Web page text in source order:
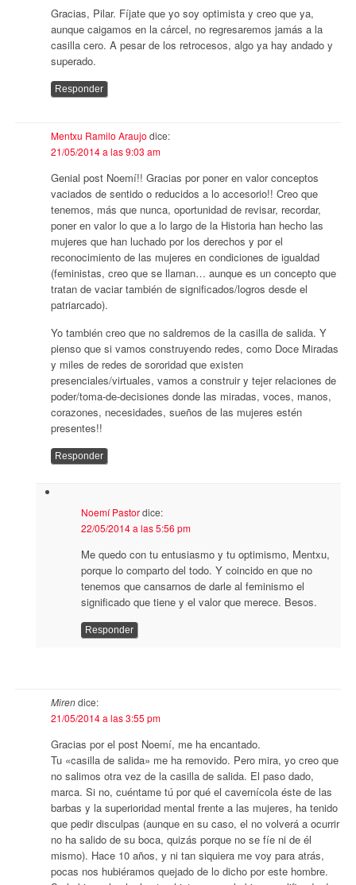
Gracias, Pilar. Fíjate que yo soy optimista y creo que ya,
aunque caigamos en la cárcel, no regresaremos jamás a la
casilla cero. A pesar de los retrocesos, algo ya hay andado y
superado.
Responder
Mentxu Ramilo Araujo dice:
21/05/2014 a las 9:03 am
Genial post Noemí!! Gracias por poner en valor conceptos
vaciados de sentido o reducidos a lo accesorio!! Creo que
tenemos, más que nunca, oportunidad de revisar, recordar,
poner en valor lo que a lo largo de la Historia han hecho las
mujeres que han luchado por los derechos y por el
reconocimiento de las mujeres en condiciones de igualdad
(feministas, creo que se llaman… aunque es un concepto que
tratan de vaciar también de significados/logros desde el
patriarcado).
Yo también creo que no saldremos de la casilla de salida. Y
pienso que si vamos construyendo redes, como Doce Miradas
y miles de redes de sororidad que existen
presenciales/virtuales, vamos a construir y tejer relaciones de
poder/toma-de-decisiones donde las miradas, voces, manos,
corazones, necesidades, sueños de las mujeres estén
presentes!!
Responder
Noemí Pastordice:
22/05/2014 a las 5:56 pm
Me quedo con tu entusiasmo y tu optimismo, Mentxu,
porque lo comparto del todo. Y coincido en que no
tenemos que cansarnos de darle al feminismo el
significado que tiene y el valor que merece. Besos.
Responder
Mirendice:
21/05/2014 a las 3:55 pm
Gracias por el post Noemí, me ha encantado.
Tu «casilla de salida» me ha removido. Pero mira, yo creo que
no salimos otra vez de la casilla de salida. El paso dado,
marca. Si no, cuéntame tú por qué el cavernícola éste de las
barbas y la superioridad mental frente a las mujeres, ha tenido
que pedir disculpas (aunque en su caso, el no volverá a ocurrir
no ha salido de su boca, quizás porque no se fíe ni de él
mismo). Hace 10 años, y ni tan siquiera me voy para atrás,
pocas nos hubiéramos quejado de lo dicho por este hombre.